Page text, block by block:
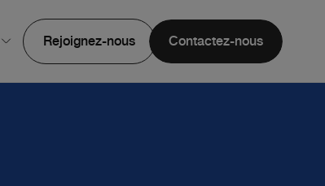
Rejoignez-nous Contactez-nous